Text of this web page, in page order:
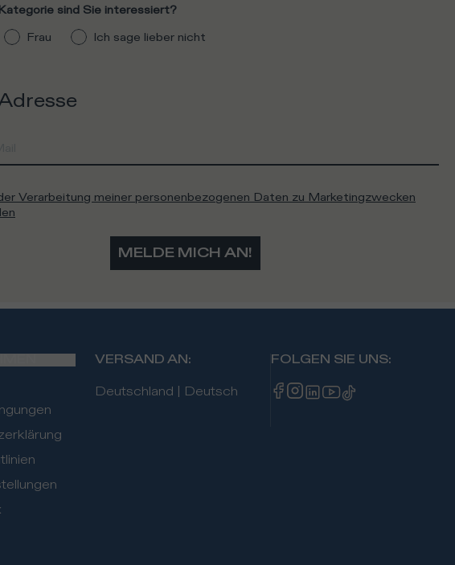
sind Sie interessiert?
Frau Ich sage lieber nicht
Verarbeitung meiner personenbezogenen Daten zu Marketingzwecken
MELDE MICH AN!
VERSAND AN:
Deutschland
Deutsch
FOLGEN SIE UNS: